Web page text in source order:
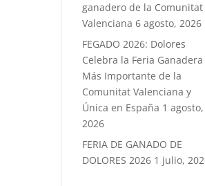
ganadero de la Comunitat
Valenciana 6 agosto, 2026
FEGADO 2026: Dolores
Celebra la Feria Ganadera
Más Importante de la
Comunitat Valenciana y
Única en España 1 agosto,
2026
FERIA DE GANADO DE
DOLORES 2026 1 julio,